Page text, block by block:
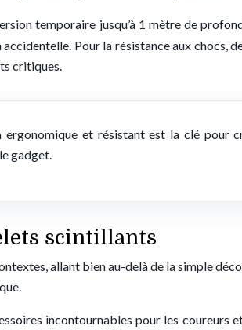
temporaire jusqu’à 1 mètre de
Pour la résistance aux chocs,
critiques.
ergonomique et résistant est la clé
gadget.
scintillants
allant bien au-delà de la simple
incontournables pour les coureurs